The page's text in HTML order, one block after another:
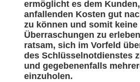
ermöglicht es dem
anfallenden Kosten gut
zu können und somit keine
Überraschungen zu
ratsam, sich im Vorfeld
des Schlüsselnotdienstes
und gegebenenfalls
einzuholen.